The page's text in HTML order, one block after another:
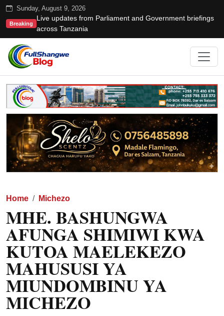
Sunday, August 9, 2026
Breaking
Live updates from Parliament and Government briefings
across Tanzania
Home Michezo
MHE. BASHUNGWA
AFUNGA SHIMIWI KWA
KUTOA MAELEKEZO
MAHUSUSI YA
MIUNDOMBINU YA
MICHEZO